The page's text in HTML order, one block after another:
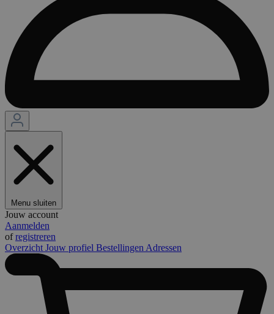
Menu sluiten
Jouw account
Aanmelden
ofregistreren
Overzicht Jouw profiel Bestellingen Adressen